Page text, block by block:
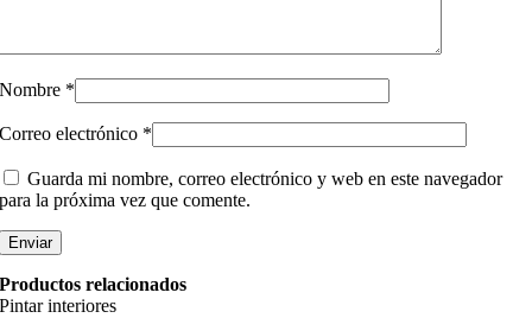
Nombre *
Correo electrónico *
Guarda mi nombre, correo electrónico y web en este navegador
para la próxima vez que comente.
Productos relacionados
Pintar interiores